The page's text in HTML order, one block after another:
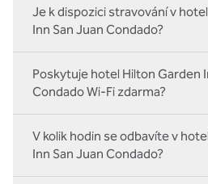
Je k dispozici stravování v
Inn San Juan Condado?
Poskytuje hotel Hilton Garden
Condado Wi-Fi zdarma?
V kolik hodin se odbavíte v
Inn San Juan Condado?